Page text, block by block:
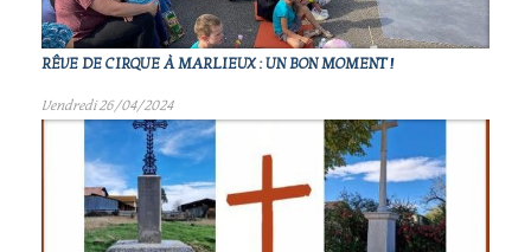
RÊVE DE CIRQUE À MARLIEUX : UN BON MOMENT !
Vendredi 26/04/2024